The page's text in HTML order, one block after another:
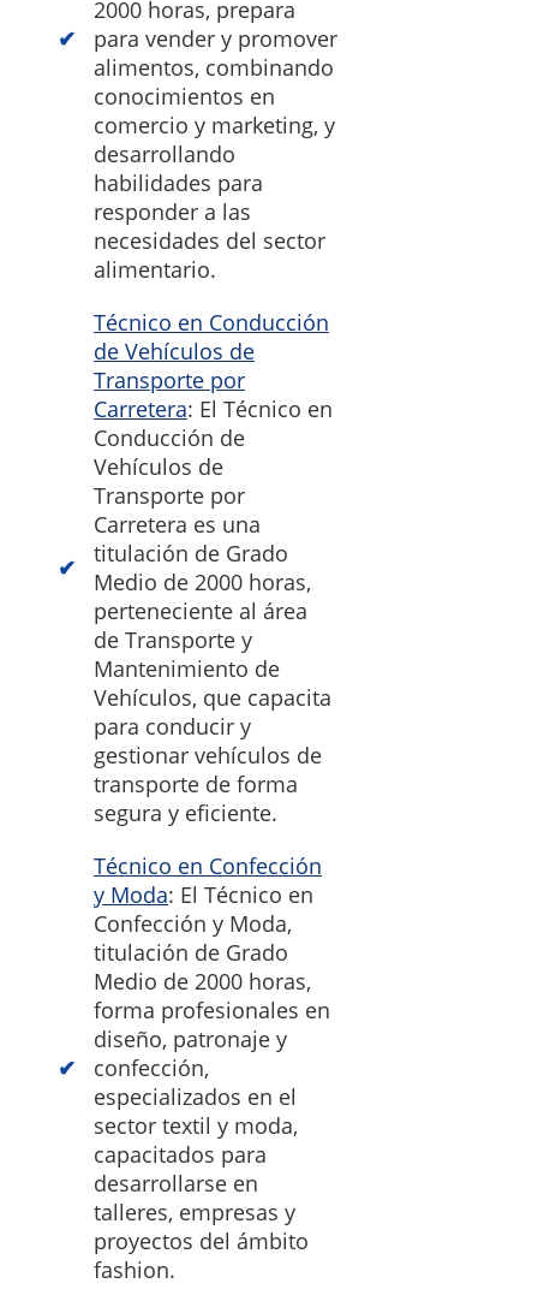
2000 horas, prepara
para vender y promover
alimentos, combinando
conocimientos en
comercio y marketing, y
desarrollando
habilidades para
responder a las
necesidades del sector
alimentario.
Técnico en Conducción
de Vehículos de
Transporte por
Carretera: El Técnico en
Conducción de
Vehículos de
Transporte por
Carretera es una
titulación de Grado
Medio de 2000 horas,
perteneciente al área
de Transporte y
Mantenimiento de
Vehículos, que capacita
para conducir y
gestionar vehículos de
transporte de forma
segura y eficiente.
Técnico en Confección
y Moda: El Técnico en
Confección y Moda,
titulación de Grado
Medio de 2000 horas,
forma profesionales en
diseño, patronaje y
confección,
especializados en el
sector textil y moda,
capacitados para
desarrollarse en
talleres, empresas y
proyectos del ámbito
fashion.